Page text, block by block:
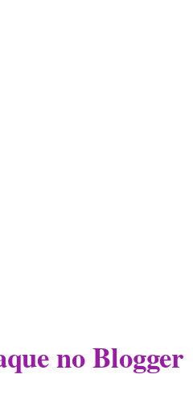
no Blogger